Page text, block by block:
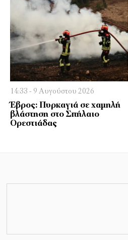
14:33 - 9 Αυγούστου 2026
Έβρος: Πυρκαγιά σε χαμηλή
βλάστηση στο Σπήλαιο
Ορεστιάδας